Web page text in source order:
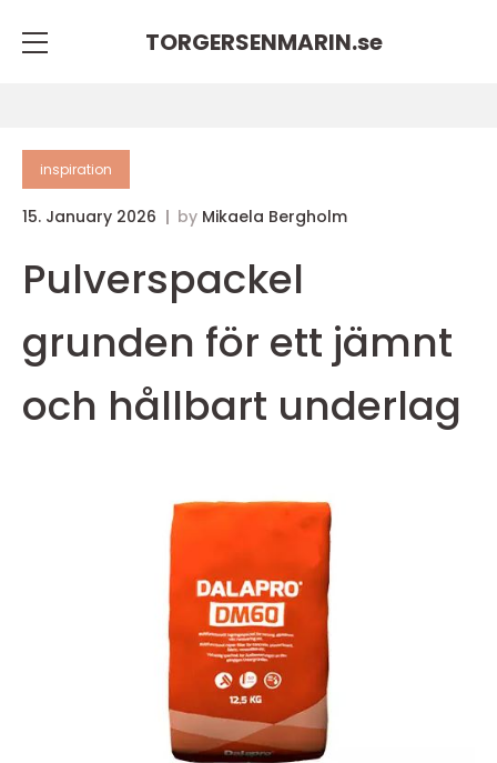
TORGERSENMARIN.se
inspiration
15. January 2026 by Mikaela Bergholm
Pulverspackel
grunden för ett jämnt
och hållbart underlag